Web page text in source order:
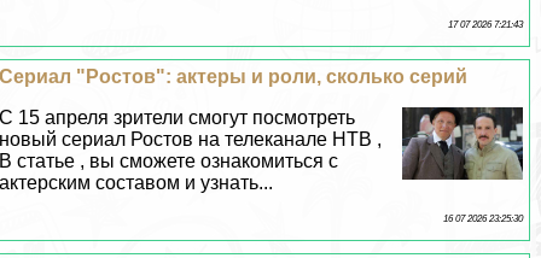
17 07 2026 7:21:43
Сериал "Ростов": актеры и роли, сколько серий
C 15 апреля зрители смогут посмотреть
новый сериал Ростов на телеканале НТВ ,
В статье , вы сможете ознакомиться с
актерским составом и узнать...
16 07 2026 23:25:30